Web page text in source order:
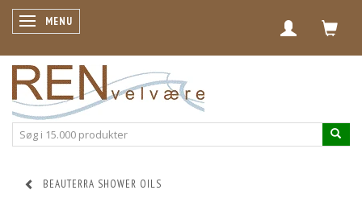
SKIFTE NAVIGATION
MENU
BEAUTERRA SHOWER OILS